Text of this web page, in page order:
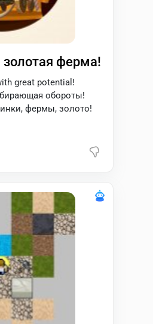
золотая ферма!
great potential!
обороты!
фермы, золото!